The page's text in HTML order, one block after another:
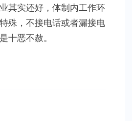
其实还好，体制内工作环
殊，不接电话或者漏接电
十恶不赦。